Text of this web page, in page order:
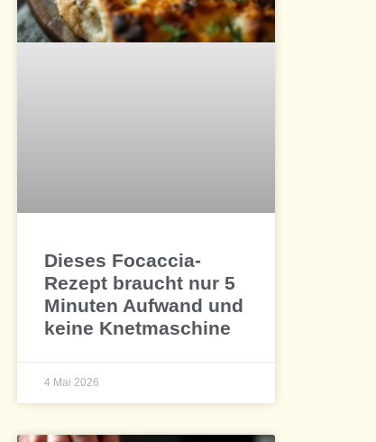
Dieses Focaccia-
Rezept braucht nur 5
Minuten Aufwand und
keine Knetmaschine
4 Mai 2026